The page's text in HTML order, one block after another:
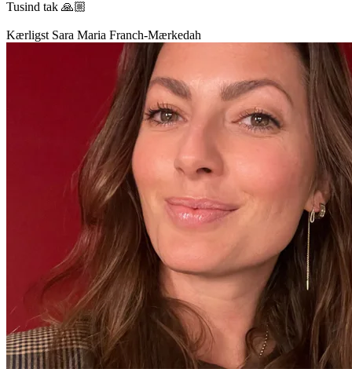
Tusind tak 🙏🏼
Kærligst Sara Maria Franch-Mærkedah